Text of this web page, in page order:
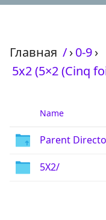
Главная /›0-9›
5x2 (5×2 (Cinq
Name
Parent
5X2/